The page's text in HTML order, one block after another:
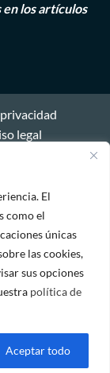
El
como el
únicas
las cookies,
sus opciones
política de
Aceptar todo
en los artículos
legal
Commons